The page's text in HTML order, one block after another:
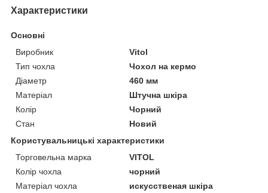
Характеристики
Основні
Виробник
Vitol
Тип чохла
Чохол на кермо
Діаметр
460 мм
Матеріал
Штучна шкіра
Колір
Чорний
Стан
Новий
Користувальницькі характеристики
Торговельна марка
VITOL
Колір чохла
чорний
Матеріал чохла
искусственая шкіра